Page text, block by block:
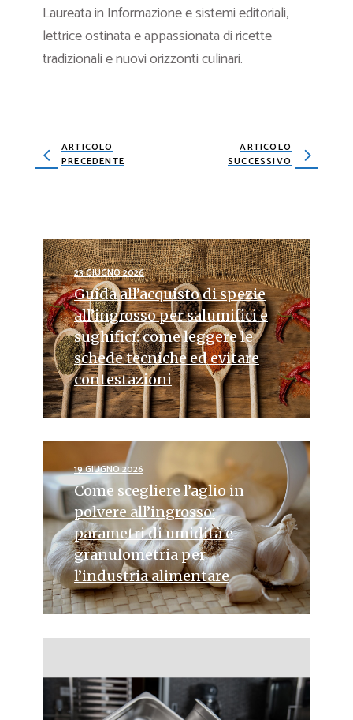
Laureata in Informazione e sistemi editoriali,
lettrice ostinata e appassionata di ricette
tradizionali e nuovi orizzonti culinari.
ARTICOLO
PRECEDENTE
ARTICOLO
SUCCESSIVO
23 GIUGNO 2026
Guida all’acquisto di spezie
all’ingrosso per salumifici e
sughifici: come leggere le
schede tecniche ed evitare
contestazioni
19 GIUGNO 2026
Come scegliere l’aglio in
polvere all’ingrosso:
parametri di umidità e
granulometria per
l’industria alimentare